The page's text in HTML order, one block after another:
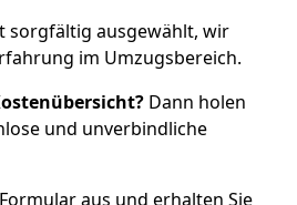
sorgfältig ausgewählt, wir
im Umzugsbereich.
Dann holen
und unverbindliche
aus und erhalten Sie